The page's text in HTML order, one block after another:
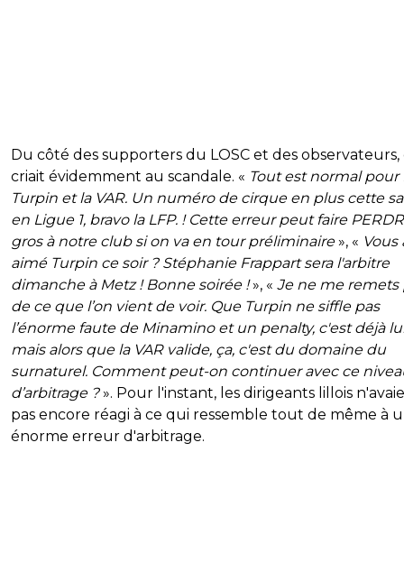
Du côté des supporters du LOSC et des observateurs,
criait évidemment au scandale. « Tout est normal pour
Turpin et la VAR. Un numéro de cirque en plus cette
en Ligue 1, bravo la LFP. ! Cette erreur peut faire
gros à notre club si on va en tour préliminaire», « Vous
aimé Turpin ce soir ? Stéphanie Frappart sera l'arbitre
dimanche à Metz ! Bonne soirée !», « Je ne me remets
de ce que l’on vient de voir. Que Turpin ne siffle pas
l’énorme faute de Minamino et un penalty, c'est déjà
mais alors que la VAR valide, ça, c'est du domaine du
surnaturel. Comment peut-on continuer avec ce
d’arbitrage ?». Pour l'instant, les dirigeants lillois
pas encore réagi à ce qui ressemble tout de même à
énorme erreur d'arbitrage.